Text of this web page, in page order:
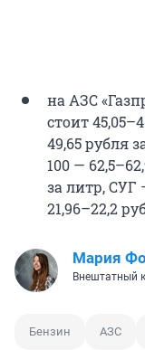
на АЗС
стоит
49,65 рубля
100 —
за литр, СУГ
21,96–22,2
Мария
Внештатный
Бензин АЗС